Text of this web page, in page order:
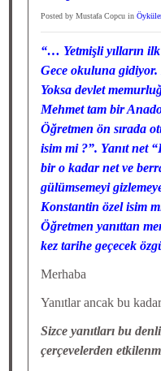
Posted by Mustafa Copcu in
“… Yetmişli yılların
Gece okuluna gidiyor.
Yoksa devlet
Mehmet tam bir
Öğretmen ön sırada
isim mi ?”. Yanıt net
bir o kadar net ve
gülümsemeyi
Konstantin özel isim
Öğretmen yanıttan
kez tarihe geçecek
Merhaba
Yanıtlar ancak bu
Sizce yanıtları bu
çerçevelerden